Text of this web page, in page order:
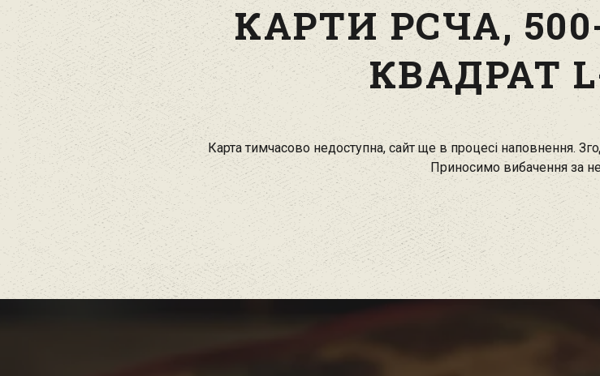
КАРТИ РСЧА,
КВАДРАТ
Карта тимчасово недоступна, сайт ще в процесі наповнення.
Приносимо вибачення за